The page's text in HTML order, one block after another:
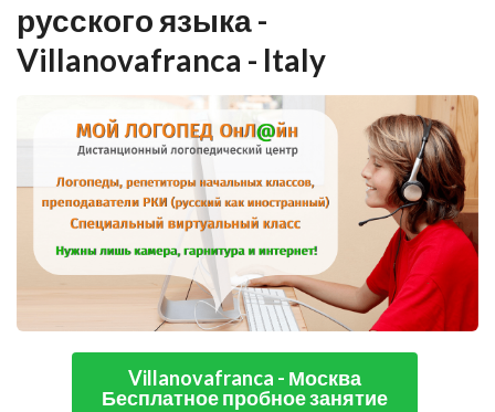
русского языка -
Villanovafranca - Italy
Villanovafranca - Москва
Бесплатное пробное занятие